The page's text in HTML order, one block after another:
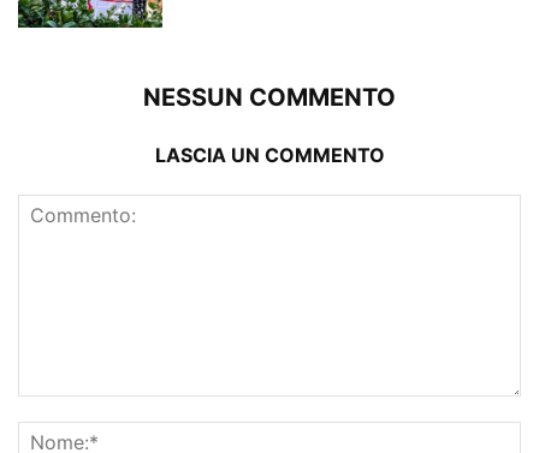
NESSUN COMMENTO
LASCIA UN COMMENTO